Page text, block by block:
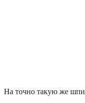
На точно такую же